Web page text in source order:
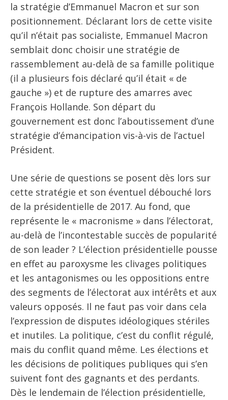
la stratégie d’Emmanuel Macron et sur son
positionnement. Déclarant lors de cette visite
qu’il n’était pas socialiste, Emmanuel Macron
semblait donc choisir une stratégie de
rassemblement au-delà de sa famille politique
(il a plusieurs fois déclaré qu’il était « de
gauche ») et de rupture des amarres avec
François Hollande. Son départ du
gouvernement est donc l’aboutissement d’une
stratégie d’émancipation vis-à-vis de l’actuel
Président.
Une série de questions se posent dès lors sur
cette stratégie et son éventuel débouché lors
de la présidentielle de 2017. Au fond, que
représente le « macronisme » dans l’électorat,
au-delà de l’incontestable succès de popularité
de son leader ? L’élection présidentielle pousse
en effet au paroxysme les clivages politiques
et les antagonismes ou les oppositions entre
des segments de l’électorat aux intérêts et aux
valeurs opposés. Il ne faut pas voir dans cela
l’expression de disputes idéologiques stériles
et inutiles. La politique, c’est du conflit régulé,
mais du conflit quand même. Les élections et
les décisions de politiques publiques qui s’en
suivent font des gagnants et des perdants.
Dès le lendemain de l’élection présidentielle,